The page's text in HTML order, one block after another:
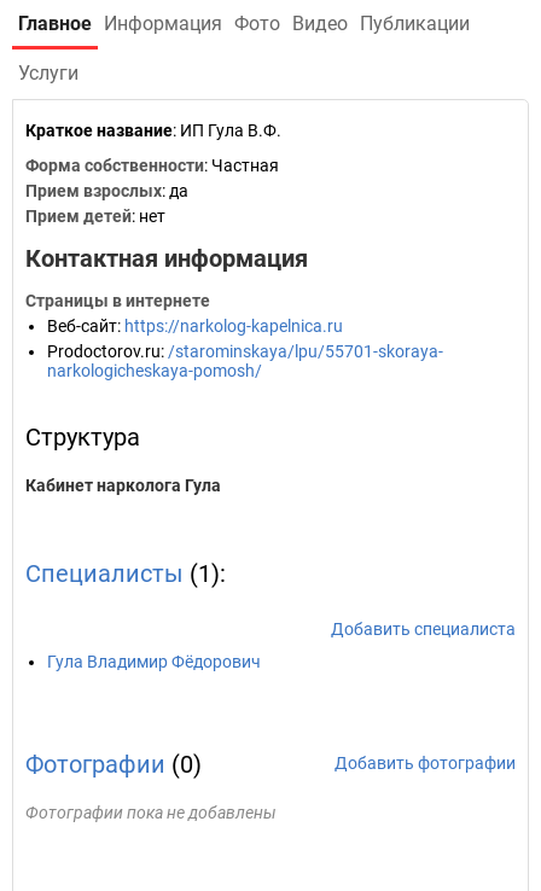
Главное Информация Фото Видео Публикации
Услуги
Краткое название: ИП Гула В.Ф.
Форма собственности: Частная
Прием взрослых: да
Прием детей: нет
Контактная информация
Страницы в интернете
Веб-сайт: https://narkolog-kapelnica.ru
Prodoctorov.ru: /starominskaya/lpu/55701-skoraya-
narkologicheskaya-pomosh/
Структура
Кабинет нарколога Гула
Специалисты (1):
Добавить специалиста
Гула Владимир Фёдорович
Фотографии (0) Добавить фотографии
Фотографии пока не добавлены